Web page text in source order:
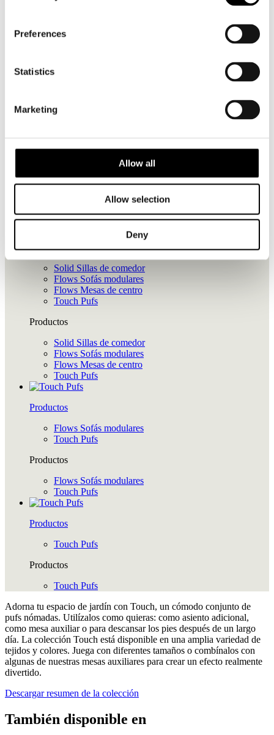
Preferences
Statistics
Marketing
Allow all
Allow selection
Deny
Mood Mesas de centro
Linear Alfombras de exterior
Productos
Twist Alfombras de exterior
Radoc Butacas
Twist Alfombras de exterior
Productos
Solid Sillas de comedor
Flows Sofás modulares
Flows Mesas de centro
Touch Pufs
Productos
Solid Sillas de comedor
Flows Sofás modulares
Flows Mesas de centro
Touch Pufs
Productos
Flows Sofás modulares
Touch Pufs
Productos
Flows Sofás modulares
Touch Pufs
Productos
Touch Pufs
Productos
Touch Pufs
Adorna tu espacio de jardín con Touch, un cómodo conjunto de
pufs nómadas. Utilízalos como quieras: como asiento adicional,
como mesa auxiliar o para descansar los pies después de un largo
día. La colección Touch está disponible en una amplia variedad de
tejidos y colores. Juega con diferentes tamaños o combínalos con
algunas de nuestras mesas auxiliares para crear un efecto realmente
divertido.
Descargar resumen de la colección
También disponible en